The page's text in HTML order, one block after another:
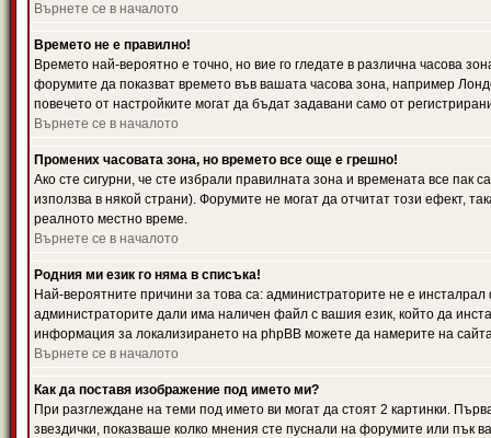
Върнете се в началото
Времето не е правилно!
Времето най-вероятно е точно, но вие го гледате в различна часова
форумите да показват времето във вашата часова зона, например
повечето от настройките могат да бъдат задавани само от
Върнете се в началото
Промених часовата зона, но времето все още е грешно!
Ако сте сигурни, че сте избрали правилната зона и времената все
използва в някой страни). Форумите не могат да отчитат този ефект,
реалното местно време.
Върнете се в началото
Родния ми език го няма в списъка!
Най-вероятните причини за това са: администраторите не е
администраторите дали има наличен файл с вашия език, който да
информация за локализирането на phpBB можете да намерите на
Върнете се в началото
Как да поставя изображение под името ми?
При разглеждане на теми под името ви могат да стоят 2 картинки.
звездички, показваше колко мнения сте пуснали на форумите или пък